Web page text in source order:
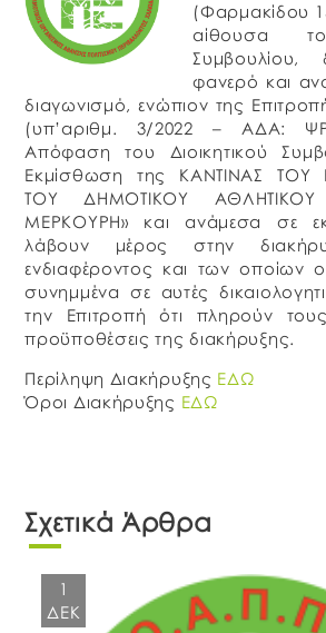
(Φαρμακίδου
αίθουσα
Συμβουλίου,
φανερό και
διαγωνισμό, ενώπιον της
(υπ’αριθμ. 3/2022 – ΑΔΑ:
Απόφαση του Διοικητικού
Εκμίσθωση της ΚΑΝΤΙΝΑΣ ΤΟΥ
ΤΟΥ ΔΗΜΟΤΙΚΟΥ
ΜΕΡΚΟΥΡΗ» και ανάμεσα σε
λάβουν μέρος στην
ενδιαφέροντος και των οποίων
συνημμένα σε αυτές
την Επιτροπή ότι πληρούν
προϋποθέσεις της διακήρυξης.
Περίληψη Διακήρυξης ΕΔΩ
Όροι Διακήρυξης ΕΔΩ
Σχετικά Άρθρα
1
ΔΕΚ